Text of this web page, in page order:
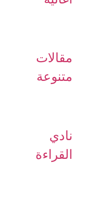
مقالات
متنوعة
نادي
القراءة